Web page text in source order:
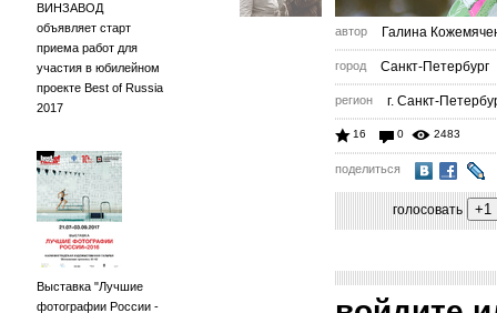
ВИНЗАВОД
объявляет старт
приема работ для
участия в юбилейном
проекте Best of Russia
2017
Выставка "Лучшие
фотографии России -
автор Галина
город Санкт-Петербург
регион г. Санкт-
16 0 2483
поделиться
голосовать